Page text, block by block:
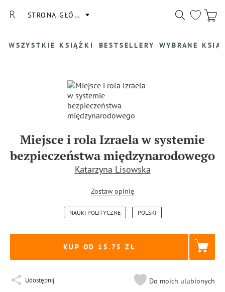
STRONA GŁÓWNA
WSZYSTKIE KSIĄŻKI BESTSELLERY WYBRANE
Miejsce i rola Izraela w systemie
bezpieczeństwa międzynarodowego
Katarzyna Lisowska
Zostaw opinię
NAUKI POLITYCZNE POLSKI
KUP OD 15.75
Udostępnij Do moich ulubionych